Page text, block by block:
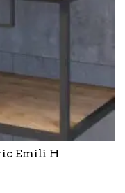
Emili H